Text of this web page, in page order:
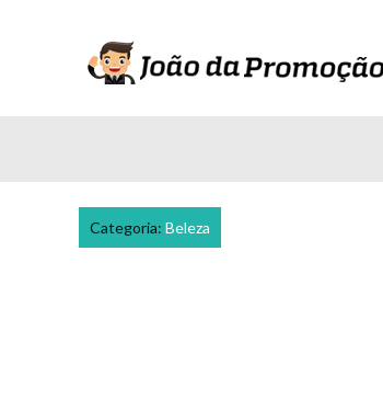
Categoria: Beleza